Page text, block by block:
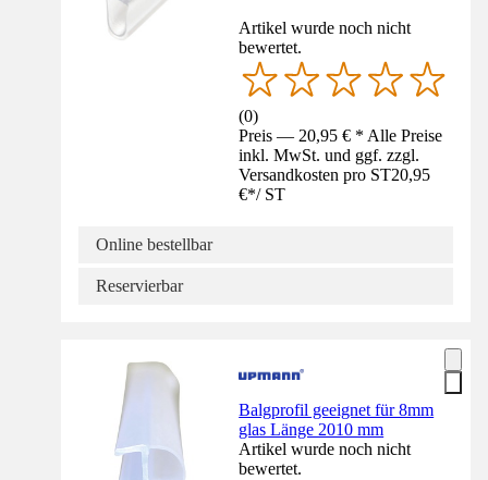
Artikel wurde noch nicht
bewertet.
(0)
Preis — 20,95 € * Alle Preise
inkl. MwSt. und ggf. zzgl.
Versandkosten pro ST20,95
€*/ ST
Online bestellbar
Reservierbar
Balgprofil geeignet für 8mm
glas Länge 2010 mm
Artikel wurde noch nicht
bewertet.